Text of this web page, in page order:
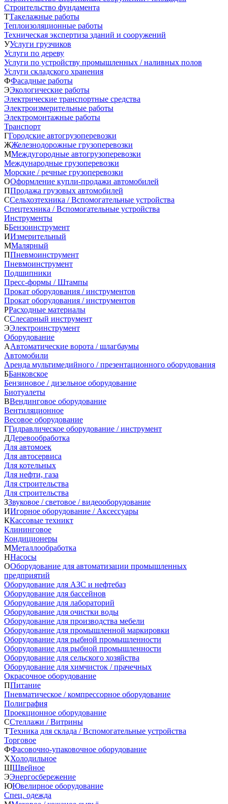
Строительство фундамента
ТТакелажные работы
Теплоизоляционные работы
Техническая экспертиза зданий и сооружений
УУслуги грузчиков
Услуги по дереву
Услуги по устройству промышленных / наливных полов
Услуги складского хранения
ФФасадные работы
ЭЭкологические работы
Электрические транспортные средства
Электроизмерительные работы
Электромонтажные работы
Транспорт
ГГородские автогрузоперевозки
ЖЖелезнодорожные грузоперевозки
ММеждугородные автогрузоперевозки
Международные грузоперевозки
Морские / речные грузоперевозки
ООформление купли-продажи автомобилей
ППродажа грузовых автомобилей
ССельхозтехника / Вспомогательные устройства
Спецтехника / Вспомогательные устройства
Инструменты
ББензоинструмент
ИИзмерительный
ММалярный
ППневмоинструмент
Пневмоинструмент
Подшипники
Пресс-формы / Штампы
Прокат оборудования / инструментов
Прокат оборудования / инструментов
РРасходные материалы
ССлесарный инструмент
ЭЭлектроинструмент
Оборудование
ААвтоматические ворота / шлагбаумы
Автомобили
Аренда мультимедийного / презентационного оборудования
ББанковское
Бензиновое / дизельное оборудование
Биотуалеты
ВВендинговое оборудование
Вентиляционное
Весовое оборудование
ГГидравлическое оборудование / инструмент
ДДеревообработка
Для автомоек
Для автосервиса
Для котельных
Для нефти, газа
Для строительства
Для строительства
ЗЗвуковое / световое / видеооборудование
ИИгорное оборудование / Аксессуары
ККассовые техникт
Клининговое
Кондиционеры
ММеталлообработка
ННасосы
ООборудование для автоматизации промышленных
предприятий
Оборудование для АЗС и нефтебаз
Оборудование для бассейнов
Оборудование для лабораторий
Оборудование для очистки воды
Оборудование для производства мебели
Оборудование для промышленной маркировки
Оборудование для рыбной промышленности
Оборудование для рыбной промышленности
Оборудование для сельского хозяйства
Оборудование для химчисток / прачечных
Окрасочное оборудование
ППитание
Пневматическое / компрессорное оборудование
Полиграфия
Проекционное оборудование
ССтеллажи / Витрины
ТТехника для склада / Вспомогательные устройства
Торговое
ФФасовочно-упаковочное оборудование
ХХолодильное
ШШвейное
ЭЭнергосбережение
ЮЮвелирное оборудование
Спец. одежда